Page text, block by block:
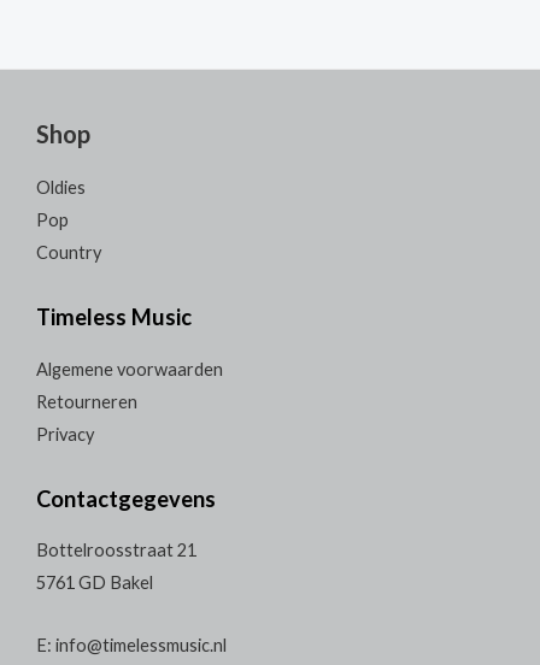
Shop
Oldies
Pop
Country
Timeless Music
Algemene voorwaarden
Retourneren
Privacy
Contactgegevens
Bottelroosstraat 21
5761 GD Bakel
E: info@timelessmusic.nl